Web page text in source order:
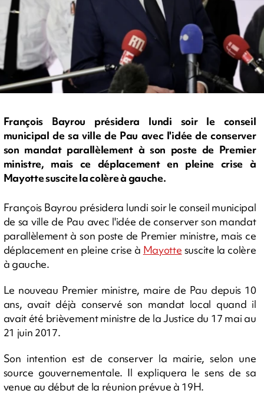
François Bayrou présidera lundi soir le conseil
municipal de sa ville de Pau avec l'idée de conserver
son mandat parallèlement à son poste de Premier
ministre, mais ce déplacement en pleine crise à
Mayotte suscite la colère à gauche.
François Bayrou présidera lundi soir le conseil municipal
de sa ville de Pau avec l'idée de conserver son mandat
parallèlement à son poste de Premier ministre, mais ce
déplacement en pleine crise à Mayotte suscite la colère
à gauche.
Le nouveau Premier ministre, maire de Pau depuis 10
ans, avait déjà conservé son mandat local quand il
avait été brièvement ministre de la Justice du 17 mai au
21 juin 2017.
Son intention est de conserver la mairie, selon une
source gouvernementale. Il expliquera le sens de sa
venue au début de la réunion prévue à 19H.